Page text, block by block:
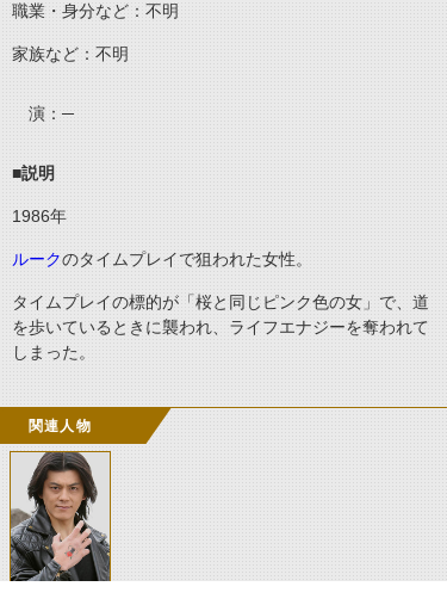
職業・身分など：不明
家族など：不明
演： ─
■説明
1986年
ルークのタイムプレイで狙われた女性。
タイムプレイの標的が「桜と同じピンク色の女」で、道
を歩いているときに襲われ、ライフエナジーを奪われて
しまった。
関連人物